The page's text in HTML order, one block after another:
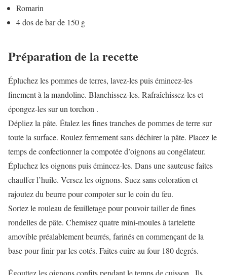
Romarin
4 dos de bar de 150 g
Préparation de la recette
Épluchez les pommes de terres, lavez-les puis émincez-les
finement à la mandoline. Blanchissez-les. Rafraîchissez-les et
épongez-les sur un torchon .
Dépliez la pâte. Étalez les fines tranches de pommes de terre sur
toute la surface. Roulez fermement sans déchirer la pâte. Placez le
temps de confectionner la compotée d’oignons au congélateur.
Épluchez les oignons puis émincez-les. Dans une sauteuse faites
chauffer l’huile. Versez les oignons. Suez sans coloration et
rajoutez du beurre pour compoter sur le coin du feu.
Sortez le rouleau de feuilletage pour pouvoir tailler de fines
rondelles de pâte. Chemisez quatre mini-moules à tartelette
amovible préalablement beurrés, farinés en commençant de la
base pour finir par les cotés. Faites cuire au four 180 degrés.
Égouttez les oignons confits pendant le temps de cuisson . Ils